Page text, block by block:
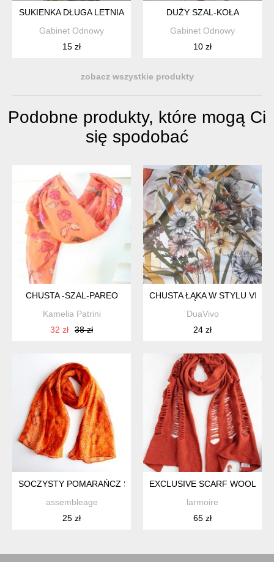
SUKIENKA DŁUGA LETNIA
Gabinet Odnowy
15 zł
DUŻY SZAL-KOŁA
Gabinet Odnowy
10 zł
zobacz wszystkie produkty
Podobne produkty, które mogą Ci
się spodobać
CHUSTA -SZAL-PAREO
Kamelia Patrini
32 zł
38 zł
CHUSTA ŁĄKA W STYLU
DuaVivo
24 zł
SOCZYSTY POMARAŃCZ SZAL VINTAGE ZWIERZĘCY PRINT
assembleage
25 zł
EXCLUSIVE SCARF WOOL
larmoire
65 zł